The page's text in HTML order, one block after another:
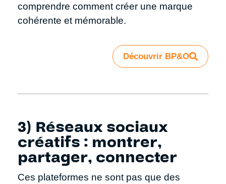
comprendre comment créer une marque
cohérente et mémorable.
Découvrir BP&O
3) Réseaux sociaux
créatifs : montrer,
partager, connecter
Ces plateformes ne sont pas que des